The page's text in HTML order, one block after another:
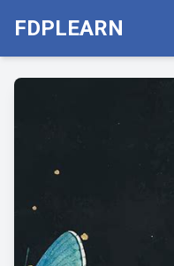
FDPLEARN